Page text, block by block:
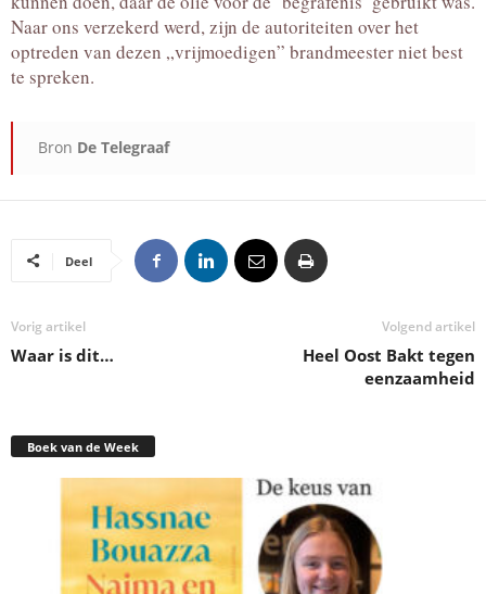
Naar ons verzekerd werd, zijn de autoriteiten over het
optreden van dezen „vrijmoedigen” brandmeester niet best
te spreken.
Bron De Telegraaf
Deel
Vorig artikel
Waar is dit…
Volgend artikel
Heel Oost Bakt tegen
eenzaamheid
Boek van de Week